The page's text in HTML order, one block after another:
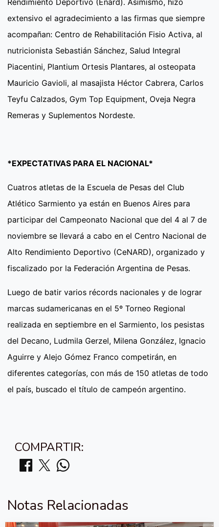
extensivo el agradecimiento a las firmas que siempre
acompañan: Centro de Rehabilitación Fisio Activa, al
nutricionista Sebastián Sánchez, Salud Integral
Piacentini, Plantium Ortesis Plantares, al osteopata
Mauricio Gavioli, al masajista Héctor Cabrera, Carlos
Teyfu Calzados, Gym Top Equipment, Oveja Negra
Remeras y Suplementos Nordeste.
*EXPECTATIVAS PARA EL NACIONAL*
Cuatros atletas de la Escuela de Pesas del Club
Atlético Sarmiento ya están en Buenos Aires para
participar del Campeonato Nacional que del 4 al 7 de
noviembre se llevará a cabo en el Centro Nacional de
Alto Rendimiento Deportivo (CeNARD), organizado y
fiscalizado por la Federación Argentina de Pesas.
Luego de batir varios récords nacionales y de lograr
marcas sudamericanas en el 5º Torneo Regional
realizada en septiembre en el Sarmiento, los pesistas
del Decano, Ludmila Gerzel, Milena González, Ignacio
Aguirre y Alejo Gómez Franco competirán, en
diferentes categorías, con más de 150 atletas de todo
el país, buscado el título de campeón argentino.
COMPARTIR:
Notas Relacionadas